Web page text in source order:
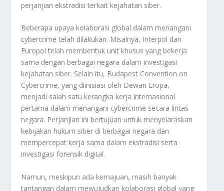
perjanjian ekstradisi terkait kejahatan siber.
Beberapa upaya kolaborasi global dalam menangani
cybercrime telah dilakukan. Misalnya, Interpol dan
Europol telah membentuk unit khusus yang bekerja
sama dengan berbagai negara dalam investigasi
kejahatan siber. Selain itu, Budapest Convention on
Cybercrime, yang diinisiasi oleh Dewan Eropa,
menjadi salah satu kerangka kerja internasional
pertama dalam menangani cybercrime secara lintas
negara. Perjanjian ini bertujuan untuk menyelaraskan
kebijakan hukum siber di berbagai negara dan
mempercepat kerja sama dalam ekstradisi serta
investigasi forensik digital.
Namun, meskipun ada kemajuan, masih banyak
tantangan dalam mewujudkan kolaborasi global yang